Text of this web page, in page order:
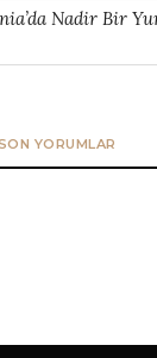
Nadir Bir
YORUMLAR